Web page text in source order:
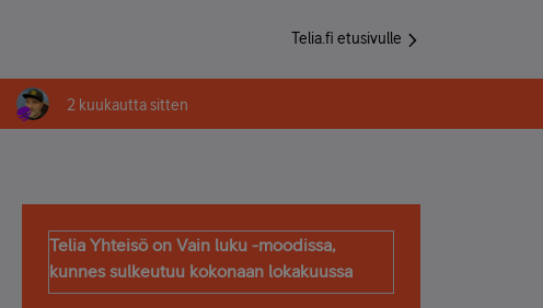
Telia.fi etusivulle
2 kuukautta sitten
Telia Yhteisö on Vain luku -moodissa,
kunnes sulkeutuu kokonaan lokakuussa